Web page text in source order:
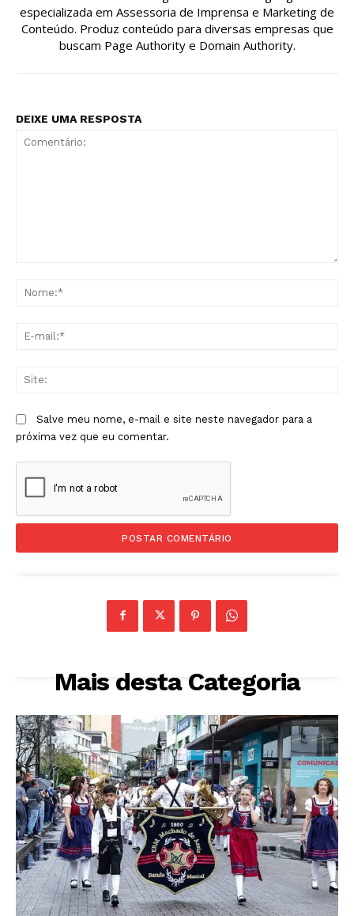
especializada em Assessoria de Imprensa e Marketing de
Conteúdo. Produz conteúdo para diversas empresas que
buscam Page Authority e Domain Authority.
DEIXE UMA RESPOSTA
Salve meu nome, e-mail e site neste navegador para a
próxima vez que eu comentar.
Mais desta Categoria